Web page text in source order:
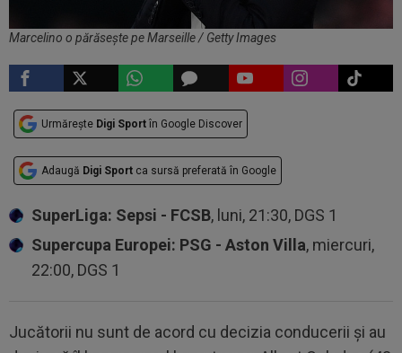
Marcelino o părăsește pe Marseille / Getty Images
Urmărește Digi Sport în Google Discover
Adaugă Digi Sport ca sursă preferată în Google
SuperLiga: Sepsi - FCSB, luni, 21:30, DGS 1
Supercupa Europei: PSG - Aston Villa, miercuri,
22:00, DGS 1
Jucătorii nu sunt de acord cu decizia conducerii şi au